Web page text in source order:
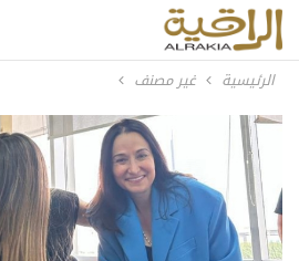
الرئيسية غير مصنف